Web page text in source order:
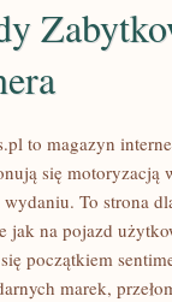
to magazyn
się motoryzacją
To strona
jak na pojazd
początkiem
marek,